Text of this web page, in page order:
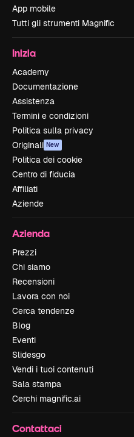
App mobile
Tutti gli strumenti Magnific
Inizia
Academy
Documentazione
Assistenza
Termini e condizioni
Politica sulla privacy
Originali New
Politica dei cookie
Centro di fiducia
Affiliati
Aziende
Azienda
Prezzi
Chi siamo
Recensioni
Lavora con noi
Cerca tendenze
Blog
Eventi
Slidesgo
Vendi i tuoi contenuti
Sala stampa
Cerchi magnific.ai
Contattaci